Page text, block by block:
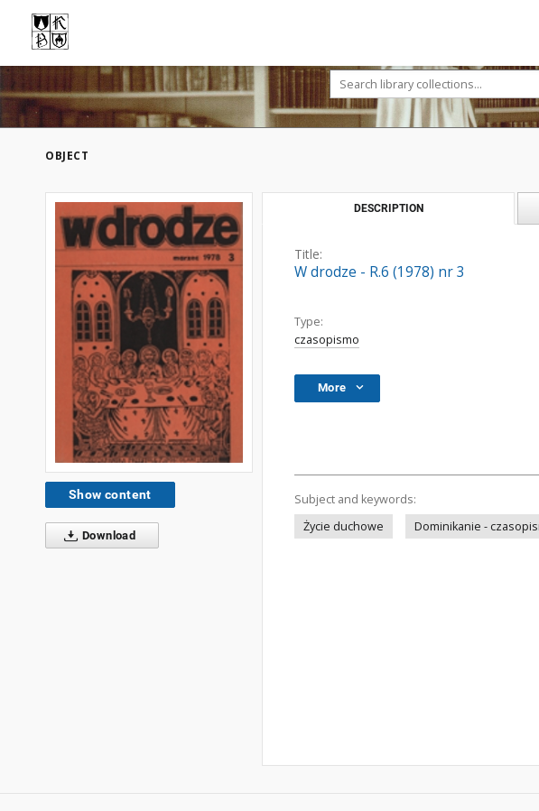
OBJECT
Show content
Download
DESCRIPTION
Title:
W drodze - R.6 (1978) nr 3
Type:
czasopismo
More
Subject and keywords:
Życie duchowe
Dominikanie -